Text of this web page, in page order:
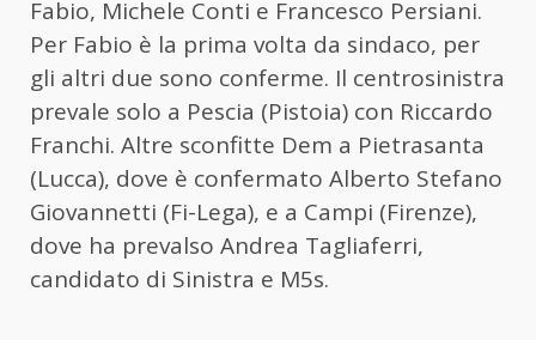
Fabio, Michele Conti e Francesco Persiani.
Per Fabio è la prima volta da sindaco, per
gli altri due sono conferme. Il centrosinistra
prevale solo a Pescia (Pistoia) con Riccardo
Franchi. Altre sconfitte Dem a Pietrasanta
(Lucca), dove è confermato Alberto Stefano
Giovannetti (Fi-Lega), e a Campi (Firenze),
dove ha prevalso Andrea Tagliaferri,
candidato di Sinistra e M5s.